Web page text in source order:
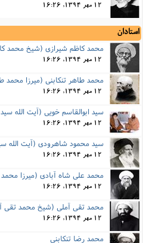
12 مهر 1394, 16:26
استادان
محمد کاظم شیرازی (شیخ محمد
12 مهر 1394, 16:26
محمد طاهر تنکابنی (میرزا محمد
12 مهر 1394, 16:26
سید ابوالقاسم خویی (آیت الله سید
12 مهر 1394, 16:26
سید محمود شاهرودی (آیت الله
12 مهر 1394, 16:26
محمد علی شاه آبادی (میرزا
12 مهر 1394, 16:26
محمد تقی آملی (شیخ محمد تقی
12 مهر 1394, 16:26
محمد رضا تنکابنی